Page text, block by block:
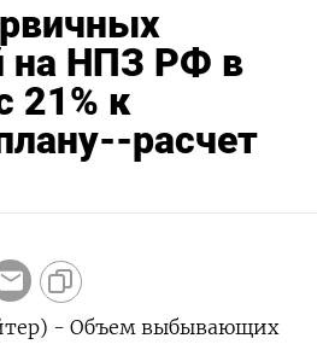
на НПЗ РФ в
21% к
расчет
- Объем выбывающих